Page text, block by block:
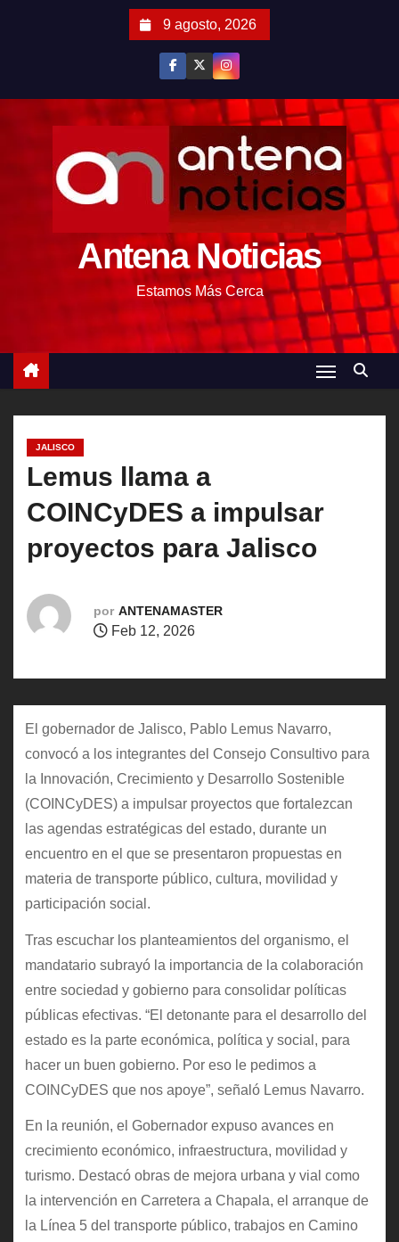
9 agosto, 2026
Antena Noticias
Estamos Más Cerca
JALISCO
Lemus llama a
COINCyDES a impulsar
proyectos para Jalisco
por ANTENAMASTER
Feb 12, 2026
El gobernador de Jalisco, Pablo Lemus Navarro,
convocó a los integrantes del Consejo Consultivo para
la Innovación, Crecimiento y Desarrollo Sostenible
(COINCyDES) a impulsar proyectos que fortalezcan
las agendas estratégicas del estado, durante un
encuentro en el que se presentaron propuestas en
materia de transporte público, cultura, movilidad y
participación social.
Tras escuchar los planteamientos del organismo, el
mandatario subrayó la importancia de la colaboración
entre sociedad y gobierno para consolidar políticas
públicas efectivas. “El detonante para el desarrollo del
estado es la parte económica, política y social, para
hacer un buen gobierno. Por eso le pedimos a
COINCyDES que nos apoye”, señaló Lemus Navarro.
En la reunión, el Gobernador expuso avances en
crecimiento económico, infraestructura, movilidad y
turismo. Destacó obras de mejora urbana y vial como
la intervención en Carretera a Chapala, el arranque de
la Línea 5 del transporte público, trabajos en Camino